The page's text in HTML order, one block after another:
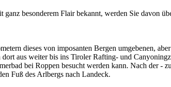
besonderem Flair bekannt, werden Sie davon
dieses von imposanten Bergen umgebenen,
aus weiter bis ins Tiroler Rafting- und
bei Roppen besucht werden kann. Nach der -
Fuß des Arlbergs nach Landeck.